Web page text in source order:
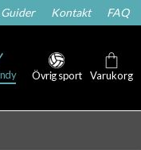
Kontakt FAQ
Övrig sport Varukorg